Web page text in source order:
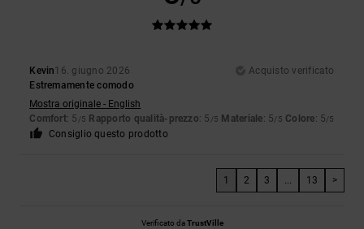
Kevin16. giugno 2026
Acquisto verificato
Estremamente comodo
Mostra originale - English
Comfort: 5 /5 Rapporto qualità-prezzo: 5 /5 Materiale: 5/5 Colore: 5/5
Consiglio questo prodotto
1 2 3 ... 13 >
Verificato daTrustVille